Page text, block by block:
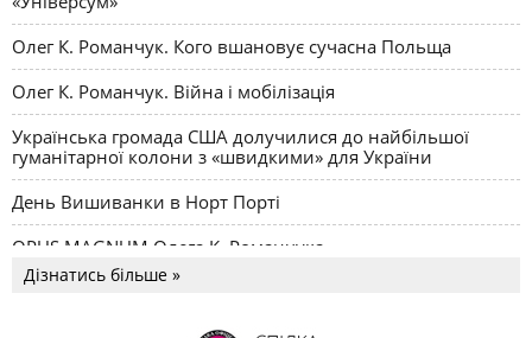
Олег К. Романчук. Кого вшановує сучасна Польща
Олег К. Романчук. Війна і мобілізація
Українська громада США долучилися до найбільшої
гуманітарної колони з «швидкими» для України
День Вишиванки в Норт Порті
OPUS MAGNUM Олега К. Романчука
Дізнатись більше »